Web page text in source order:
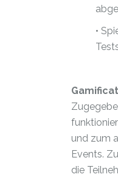
•
und zum
Events.
die